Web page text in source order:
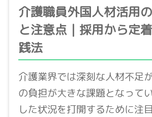
介護職員外国人材活用
と注意点｜採用から定
践法
介護業界では深刻な人材不足
の負担が大きな課題となって
した状況を打開するために注